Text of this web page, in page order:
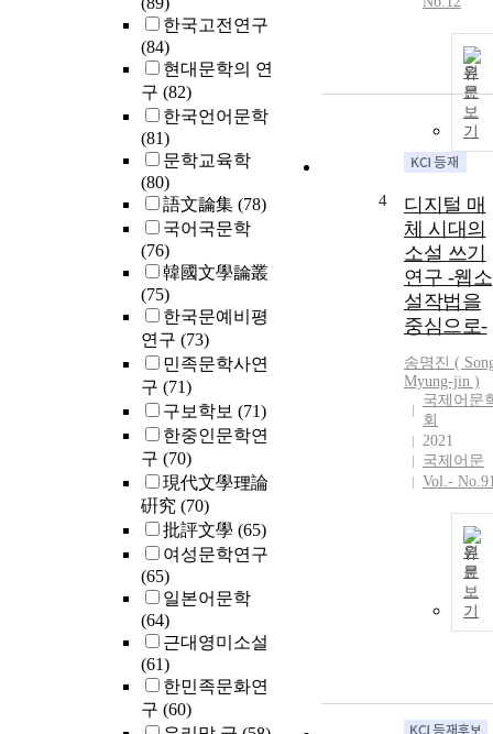
한국고전연구
(84)
현대문학의 연
구 (82)
한국언어문학
(81)
문학교육학
(80)
語文論集 (78)
국어국문학
(76)
韓國文學論叢
(75)
한국문예비평
연구 (73)
민족문학사연
구 (71)
구보학보 (71)
한중인문학연
구 (70)
現代文學理論
硏究 (70)
批評文學 (65)
여성문학연구
(65)
일본어문학
(64)
근대영미소설
(61)
한민족문화연
구 (60)
원
문
보
기
4
디지털 매
체 시대의
소설 쓰기
연구 -웹소
설작법을
중심으로-
송명진 (
Myung-jin )
국제어문
회
2021
국제어문
Vol.-
원
문
보
기